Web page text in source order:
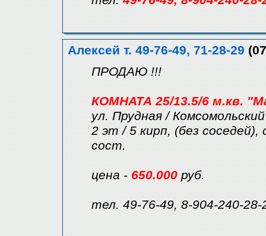
Алексей т. 49-76-49, 71-28-29
ПРОДАЮ !!!
КОМНАТА 25/13.5/6 м.кв.
ул. Прудная /
2 эт / 5 кирп, (без соседей),
сост.
цена - 650.000 руб.
тел. 49-76-49, 8-904-240-28-